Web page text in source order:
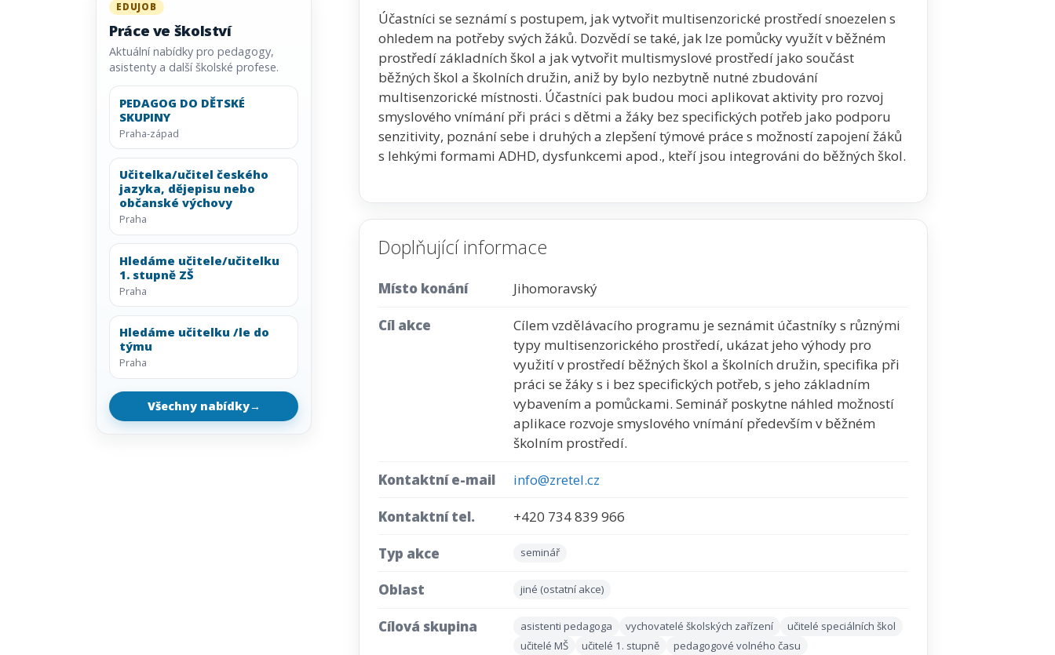
Účastníci se seznámí s postupem, jak vytvořit multisenzorické prostředí snoezelen s
ohledem na potřeby svých žáků. Dozvědí se také, jak lze pomůcky využít v běžném
prostředí základních škol a jak vytvořit multismyslové prostředí jako součást
běžných škol a školních družin, aniž by bylo nezbytně nutné zbudování
multisenzorické místnosti. Účastníci pak budou moci aplikovat aktivity pro rozvoj
smyslového vnímání při práci s dětmi a žáky bez specifických potřeb jako podporu
senzitivity, poznání sebe i druhých a zlepšení týmové práce s možností zapojení žáků
s lehkými formami ADHD, dysfunkcemi apod., kteří jsou integrováni do běžných škol.
Doplňující informace
Místo konání Jihomoravský
Cíl akce
Cílem vzdělávacího programu je seznámit účastníky s různými
typy multisenzorického prostředí, ukázat jeho výhody pro
využití v prostředí běžných škol a školních družin, specifika při
práci se žáky s i bez specifických potřeb, s jeho základním
vybavením a pomůckami. Seminář poskytne náhled možností
aplikace rozvoje smyslového vnímání především v běžném
školním prostředí.
Kontaktní e-mail info@zretel.cz
Kontaktní tel. +420 734 839 966
Typ akce seminář
Oblast jiné (ostatní akce)
Cílová skupina asistenti pedagoga vychovatelé školských zařízení
učitelé speciálních škol
učitelé MŠ
učitelé 1. stupně pedagogové volného času
EDUJOB
Práce ve školství
Aktuální nabídky pro pedagogy,
asistenty a další školské profese.
PEDAGOG DO DĚTSKÉ
SKUPINY
Praha-západ
Učitelka/učitel českého
jazyka, dějepisu nebo
občanské výchovy
Praha
Hledáme učitele/učitelku
1. stupně ZŠ
Praha
Hledáme učitelku /le do
týmu
Praha
Všechny nabídky→